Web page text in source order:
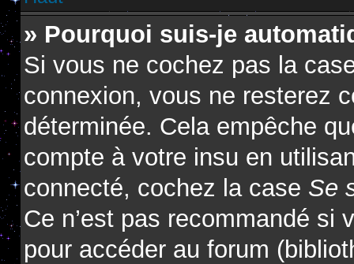
» Pourquoi suis-je
Si vous ne cochez pas la
connexion, vous ne resterez
déterminée. Cela empêche
compte à votre insu en
connecté, cochez la case Se
Ce n’est pas recommandé si
pour accéder au forum